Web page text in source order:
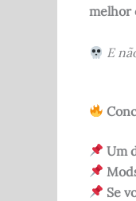
melhor
E
Um
Se